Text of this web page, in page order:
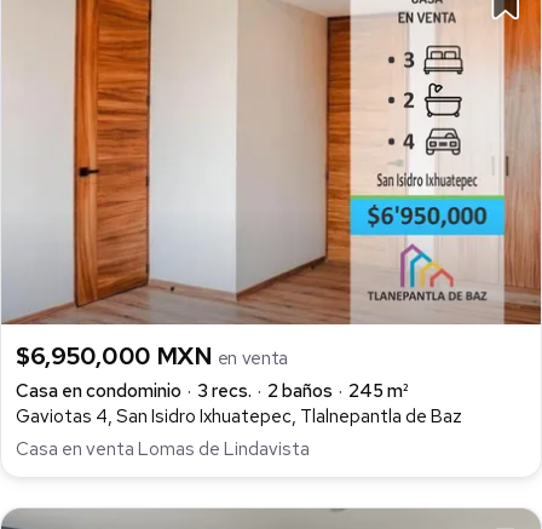
$6,950,000 MXN en venta
Casa en condominio
3 recs. 2 baños
245 m²
Gaviotas 4, San Isidro Ixhuatepec, Tlalnepantla de Baz
Casa en venta Lomas de Lindavista